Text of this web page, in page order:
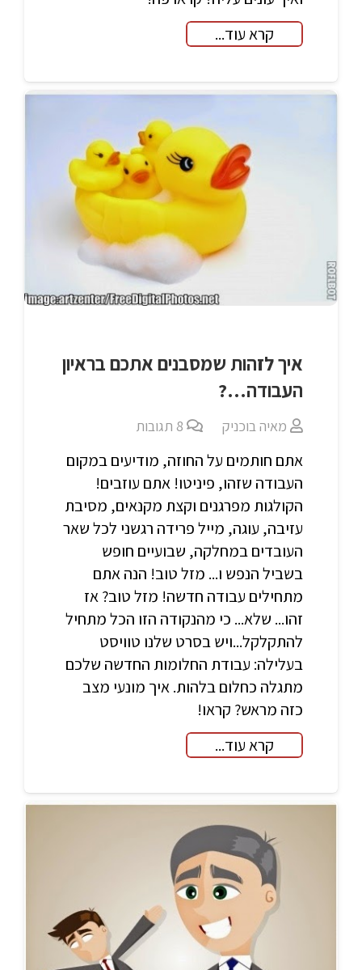
קרא עוד...
איך לזהות שמסבנים אתכם בראיון
העבודה…?
מאיה בוכניק 8 תגובות
אתם חותמים על החוזה, מודיעים במקום
העבודה שזהו, פיניטו! אתם עוזבים!
הקולגות מפרגנים וקצת מקנאים, מסיבת
עזיבה, עוגה, מייל פרידה רגשני לכל שאר
העובדים במחלקה, שבועיים חופש
בשביל הנפש ו... מזל טוב! הנה אתם
מתחילים עבודה חדשה! מזל טוב? אז
זהו... שלא... כי מהנקודה הזו הכל מתחיל
להתקלקל...ויש בסרט שלנו טוויסט
בעלילה: עבודת החלומות החדשה שלכם
מתגלה כחלום בלהות. איך מונעי מצב
כזה מראש? קראו!
קרא עוד...